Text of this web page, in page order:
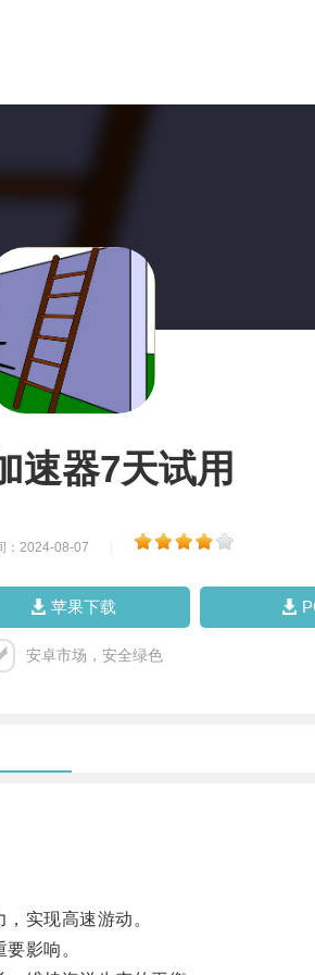
速器7天试用
：2024-08-07
苹果下载
安卓市场，安全绿色
实现高速游动。
影响。